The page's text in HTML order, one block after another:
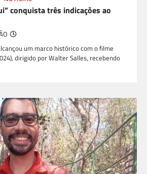
conquista três indicações ao
um marco histórico com o filme
dirigido por Walter Salles, recebendo